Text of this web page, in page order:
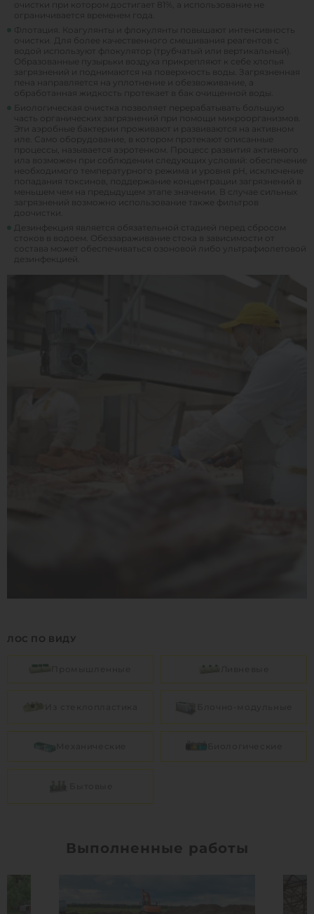
очистки при котором достигает 81%, а использование не
ограничивается временем года.
Флотация. Коагулянты и флокулянты повышают интенсивность
очистки. Для более качественного смешивания реагентов с
водой используют флокулятор (трубчатый или вертикальный).
Образованные пузырьки воздуха прикрепляют к себе хлопья
загрязнений и поднимаются на поверхность воды. Загрязненная
пена направляется на уплотнение и обезвоживание, а
обработанная жидкость протекает в бак очищенной воды.
Биологическая очистка позволяет перерабатывать большую
часть органических загрязнений при помощи микроорганизмов.
Эти аэробные бактерии проживают и развиваются на активном
иле. Само оборудование, в котором протекают описанные
процессы, называется аэротенком. Процесс развития активного
ила возможен при соблюдении следующих условий: обеспечение
необходимого температурного режима и уровня pH, исключение
попадания токсинов, поддержание концентрации загрязнений в
меньшем чем на предыдущем этапе значении. В случае сильных
загрязнений возможно использование также фильтров
доочистки.
Дезинфекция является обязательной стадией перед сбросом
стоков в водоем. Обеззараживание стока в зависимости от
состава может обеспечиваться озоновой либо ультрафиолетовой
дезинфекцией.
ЛОС ПО ВИДУ
Выполненные работы